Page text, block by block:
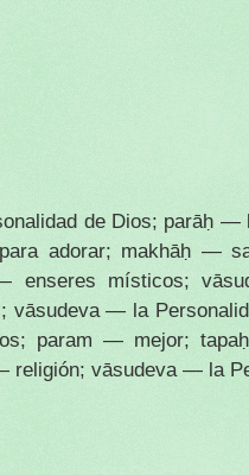
de Dios; parāḥ
adorar; makhāḥ —
enseres místicos;
vāsudeva — la
param — mejor;
religión; vāsudeva — la